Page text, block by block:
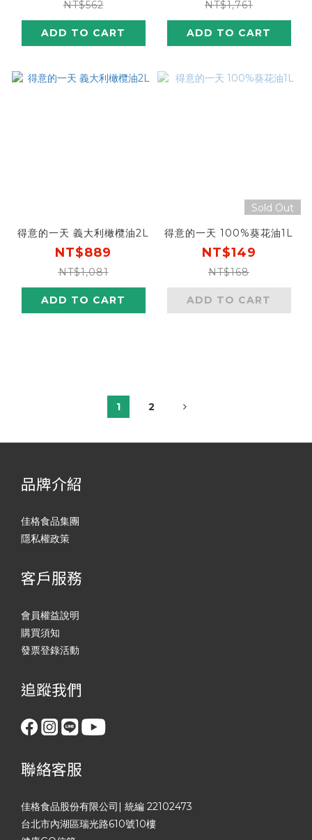
NT$562
ADD TO CART
NT$1,761
ADD TO CART
得意的一天 義大利橄欖油2L
NT$889
NT$1,081
ADD TO CART
Sold Out
得意的一天 100%葵花油1L
NT$149
NT$168
ADD TO CART
1 2
品牌介紹
佳格食品集團
隱私權政策
客戶服務
會員權益說明
購買須知
發票登錄活動
追蹤我們
聯絡客服
佳格食品股份有限公司| 統編 22102473
台北市內湖區瑞光路610號10樓